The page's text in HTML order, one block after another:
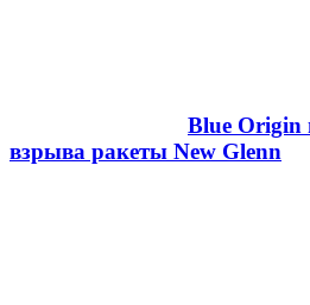
Blue Origin
взрыва ракеты New Glenn